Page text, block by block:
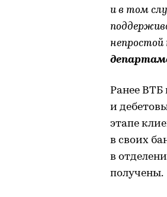
и в том
непростой
Ранее
и
этапе
в своих
в
получены.